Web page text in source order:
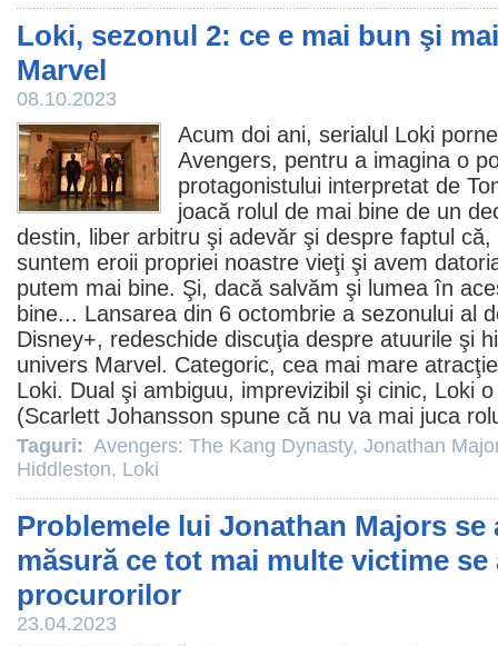
Loki, sezonul 2: ce e mai bun şi
Marvel
08.10.2023
Acum doi ani, serialul Loki
Avengers, pentru a imagina o
protagonistului interpretat de
joacă rolul de mai bine de un
destin, liber arbitru şi adevăr şi despre faptul
suntem eroii propriei noastre vieţi şi avem
putem mai bine. Şi, dacă salvăm şi lumea în
bine... Lansarea din 6 octombrie a sezonului al
Disney+, redeschide discuţia despre atuurile şi
univers Marvel. Categoric, cea mai mare
Loki. Dual şi ambiguu, imprevizibil şi cinic, Loki
(Scarlett Johansson spune că nu va mai juca
Taguri: Avengers: The Kang Dynasty, Jonathan
Hiddleston, Loki
Problemele lui Jonathan Majors se
măsură ce tot mai multe victime se
procurorilor
23.04.2023